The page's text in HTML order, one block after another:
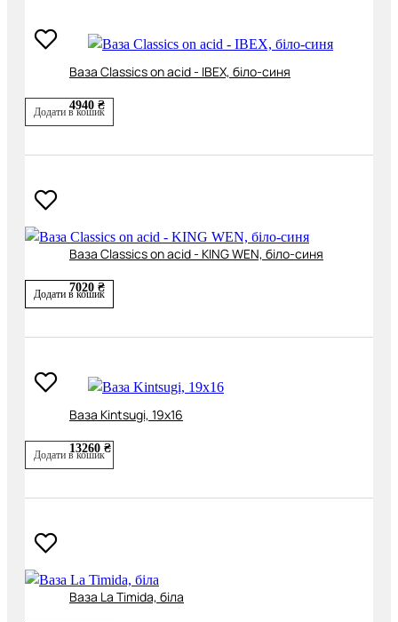
Ваза Classics on acid - IBEX, біло-синя
4940 ₴
Додати в кошик
Ваза Classics on acid - KING WEN, біло-синя
7020 ₴
Додати в кошик
Ваза Kintsugi, 19х16
13260 ₴
Додати в кошик
Ваза La Timida, біла